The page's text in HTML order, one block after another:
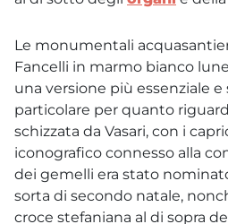
Le monumentali
Fancelli in marmo bianco
una versione più essenziale
particolare per quanto
schizzata da Vasari, con i
iconografico connesso alla
dei gemelli era stato
sorta di secondo natale,
croce stefaniana al di sopra